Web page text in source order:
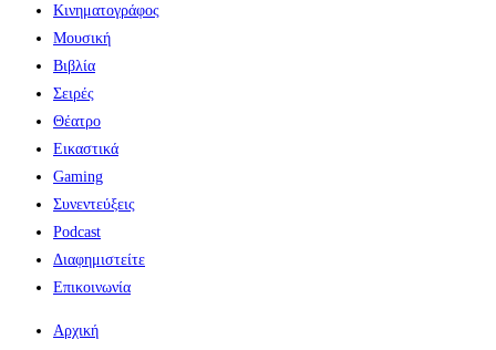
Κινηματογράφος
Μουσική
Βιβλία
Σειρές
Θέατρο
Εικαστικά
Gaming
Συνεντεύξεις
Podcast
Διαφημιστείτε
Επικοινωνία
Αρχική